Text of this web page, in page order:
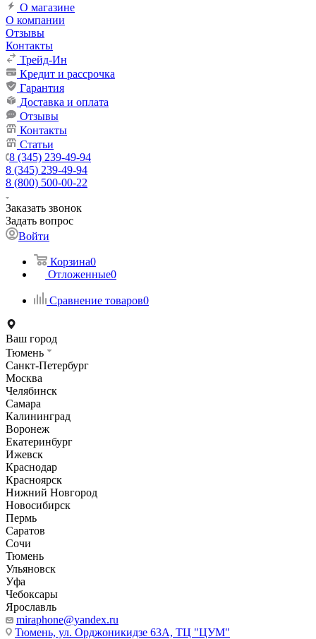
О магазине
О компании
Отзывы
Контакты
Трейд-Ин
Кредит и рассрочка
Гарантия
Доставка и оплата
Отзывы
Контакты
Статьи
8 (345) 239-49-94
8 (345) 239-49-94
8 (800) 500-00-22
Заказать звонок
Задать вопрос
Войти
Корзина0
Отложенные0
Сравнение товаров0
Ваш город
Тюмень
Санкт-Петербург
Москва
Челябинск
Самара
Калининград
Воронеж
Екатеринбург
Ижевск
Краснодар
Красноярск
Нижний Новгород
Новосибирск
Пермь
Саратов
Сочи
Тюмень
Ульяновск
Уфа
Чебоксары
Ярославль
miraphone@yandex.ru
Тюмень, ул. Орджоникидзе 63А, ТЦ "ЦУМ"